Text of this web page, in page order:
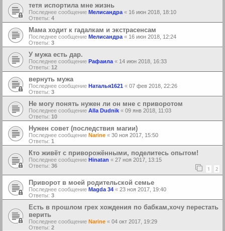
тетя испортила мне жизнь
Последнее сообщение Мелисандра « 16 июн 2018, 18:10
Ответы: 4
Мама ходит к гадалкам и экстрасенсам
Последнее сообщение Мелисандра « 16 июн 2018, 12:24
Ответы: 3
У мужа есть дар.
Последнее сообщение Рафаила « 14 июн 2018, 16:33
Ответы: 12
вернуть мужа
Последнее сообщение Наталья1621 « 07 фев 2018, 22:26
Ответы: 3
Не могу понять нужен ли он мне с приворотом
Последнее сообщение Alla Dudnik « 09 янв 2018, 11:03
Ответы: 10
Нужен совет (последствия магии)
Последнее сообщение Narine « 30 ноя 2017, 15:50
Ответы: 1
Кто живёт с приворожёнными, поделитесь опытом!
Последнее сообщение Hinatan « 27 ноя 2017, 13:15
Ответы: 36 1 2
Приворот в моей родительской семье
Последнее сообщение Magda 34 « 23 ноя 2017, 19:40
Ответы: 3
Есть в прошлом грех хождения по бабкам,хочу перестать
верить
Последнее сообщение Narine « 04 окт 2017, 19:29
Ответы: 2